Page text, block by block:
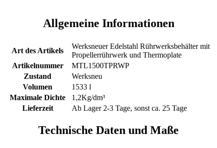
Allgemeine Informationen
Art des Artikels
Werksneuer Edelstahl Rührwerksbehälter mit
Propellerrührwerk und Thermoplate
Artikelnummer
MTL1500TPRWP
Zustand
Werksneu
Volumen
1533 l
Maximale Dichte
1,2Kg/dm³
Lieferzeit
Ab Lager 2-3 Tage, sonst ca. 25 Tage
Technische Daten und Maße